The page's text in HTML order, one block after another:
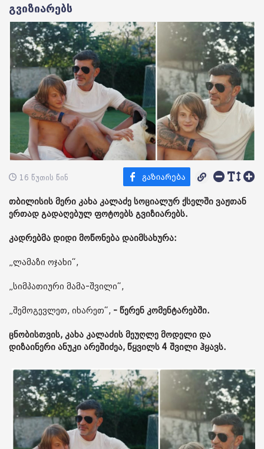
გვიზიარებს
16 წუთის წინ
თბილისის მერი კახა კალაძე სოციალურ ქსელში ვაჟთან
ერთად გადაღებულ ფოტოებს გვიზიარებს.
კადრებმა დიდი მოწონება დაიმსახურა:
„ლამაზი ოჯახი“,
„სიმპათიური მამა-შვილი“,
„შემოგევლეთ, იხარეთ“, - წერენ კომენტარებში.
ცნობისთვის, კახა კალაძის მეუღლე მოდელი და
დიზაინერი ანუკი არეშიძეა, წყვილს 4 შვილი ჰყავს.